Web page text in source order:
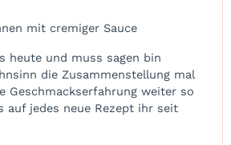
mit cremiger Sauce
heute und muss sagen bin
die Zusammenstellung mal
Geschmackserfahrung weiter so
auf jedes neue Rezept ihr seit